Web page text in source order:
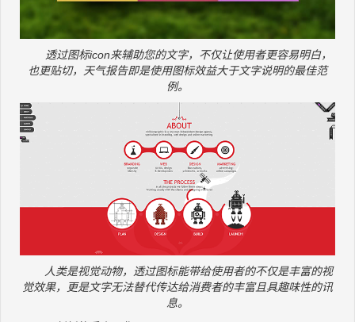
透过图标icon来辅助您的文字，不仅让使用者更容易明白，
也更贴切，天气报告即是使用图标效益大于文字说明的最佳范
例。
人类是视觉动物，透过图标能带给使用者的不仅是丰富的视
觉效果，更是文字无法替代传达给消费者的丰富且具趣味性的讯
息。